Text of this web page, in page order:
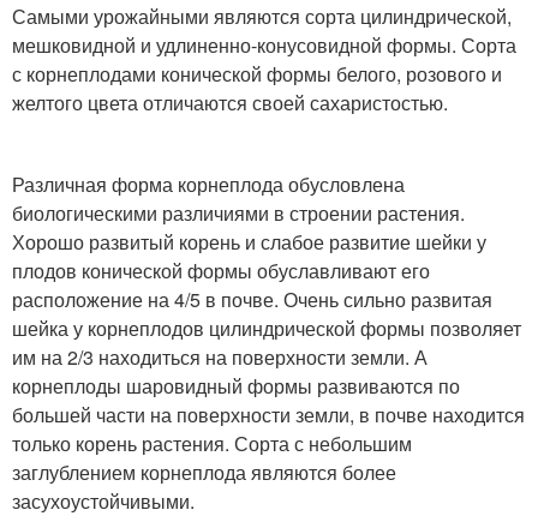
Самыми урожайными являются сорта цилиндрической,
мешковидной и удлиненно-конусовидной формы. Сорта
с корнеплодами конической формы белого, розового и
желтого цвета отличаются своей сахаристостью.
Различная форма корнеплода обусловлена
биологическими различиями в строении растения.
Хорошо развитый корень и слабое развитие шейки у
плодов конической формы обуславливают его
расположение на 4/5 в почве. Очень сильно развитая
шейка у корнеплодов цилиндрической формы позволяет
им на 2/3 находиться на поверхности земли. А
корнеплоды шаровидный формы развиваются по
большей части на поверхности земли, в почве находится
только корень растения. Сорта с небольшим
заглублением корнеплода являются более
засухоустойчивыми.